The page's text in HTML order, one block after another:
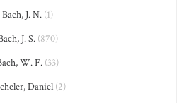
Bach, J. N. (1)
J. S.(870)
W. F. (33)
Daniel(2)